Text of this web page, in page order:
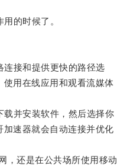
的时候了。
接和提供更快的路径选
用在线应用和观看流媒体
并安装软件，然后选择你
速器就会自动连接并优化
还是在公共场所使用移动